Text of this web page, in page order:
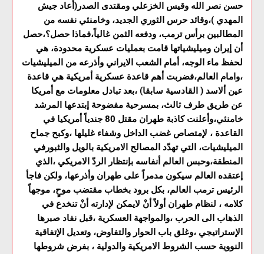
حسن نصر الله وقيس الخزعلي ومقتدى الصدر(أعاد جيش
المهدي )،وقائد حرس الثوري الجديد، وخامنئي نفسه من
المطالبين برأس ترمب، ودفعه الثمن غالياً،فماذا حصل؟،حصل
أن إيران وميليشياتها قامت بعمليات عسكرية محدودة، هي
لحفظ ماء الوجه، أمام الشعب الايراني وأذرعه من الميليشيات
،وامام العالم،فضربت أهم قاعدة عسكرية أمريكية هي قاعدة
عين ألاسد ( القادسية سابقا) ،بعد تبادل معلومات مع أمريكا
عن طريق طرف ثالث، بمسرحية مفضوحة إبتدعها المرشد
خامنئي،وأعلنت كاذبة طهران مقتل 80 جندياً أمريكيا في
القاعدة ، لإمتصاص غضب الداخل وشفاء غليلها ،وكبح جماح
الميليشيات، التي تهدّد المصالح الامريكية بالويل والثبورفي
المنطقة،وحبس العالم أنفاسه بإنتظار الردّ الامريكي ،الذي
إعتقده العالم سيكون مدمراً على طهران وأذرعها، ولكن فاجأ
الرئيس ترمب العالم، بكل برود بخطاب مقتضب موحٍ، موجهاً
كلامه ، لنظام طهران أولاً أنْ لايمكن لإدارته أنْ تنخدع في
الذهاب الى الحرب ،والمواجهة العسكرية ،قبل نفاد صبرها
الإستراتيجي ،وغلق باب الحوار والتفاوض، وتعديل الإتفاقية
النووية حسب الشروط الامريكية والدولية ، بفرض شروطها